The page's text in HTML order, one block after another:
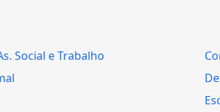
Social e Trabalho